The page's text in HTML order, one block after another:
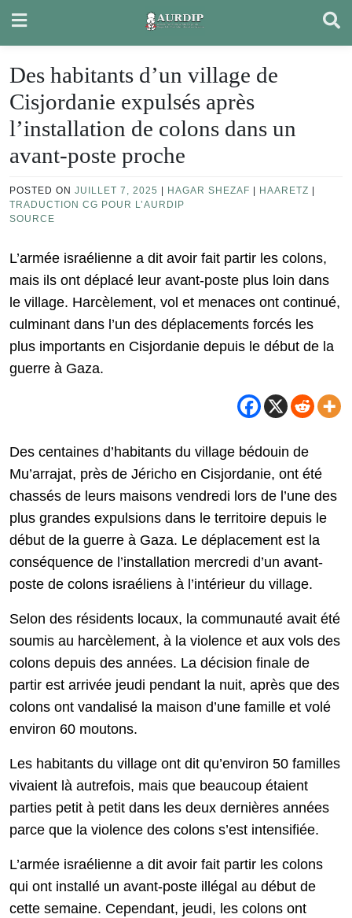
content
Des habitants d’un village de
Cisjordanie expulsés après
l’installation de colons dans un
avant-poste proche
POSTED ON JUILLET 7, 2025 HAGAR SHEZAF HAARETZ
TRADUCTION CG POUR L’AURDIP
SOURCE
L’armée israélienne a dit avoir fait partir les colons,
mais ils ont déplacé leur avant-poste plus loin dans
le village. Harcèlement, vol et menaces ont continué,
culminant dans l’un des déplacements forcés les
plus importants en Cisjordanie depuis le début de la
guerre à Gaza.
Des centaines d’habitants du village bédouin de
Mu’arrajat, près de Jéricho en Cisjordanie, ont été
chassés de leurs maisons vendredi lors de l’une des
plus grandes expulsions dans le territoire depuis le
début de la guerre à Gaza. Le déplacement est la
conséquence de l’installation mercredi d’un avant-
poste de colons israéliens à l’intérieur du village.
Selon des résidents locaux, la communauté avait été
soumis au harcèlement, à la violence et aux vols des
colons depuis des années. La décision finale de
partir est arrivée jeudi pendant la nuit, après que des
colons ont vandalisé la maison d’une famille et volé
environ 60 moutons.
Les habitants du village ont dit qu’environ 50 familles
vivaient là autrefois, mais que beaucoup étaient
parties petit à petit dans les deux dernières années
parce que la violence des colons s’est intensifiée.
L’armée israélienne a dit avoir fait partir les colons
qui ont installé un avant-poste illégal au début de
cette semaine. Cependant, jeudi, les colons ont